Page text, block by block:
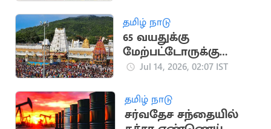
தமிழ் நாடு
65 வயதுக்கு
மேற்பட்டோருக்கு
இலவச தரிசனம்:
திட்டம்
Jul 14, 2026, 02:07 IST
தமிழ் நாடு
சர்வதேச சந்தையில்